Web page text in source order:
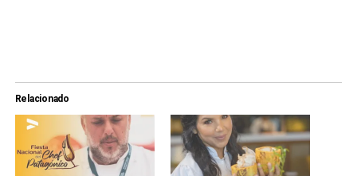
Relacionado